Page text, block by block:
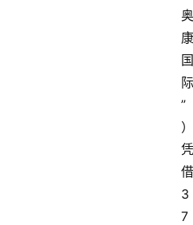
奥
康
国
际
”
）
凭
借
3
7